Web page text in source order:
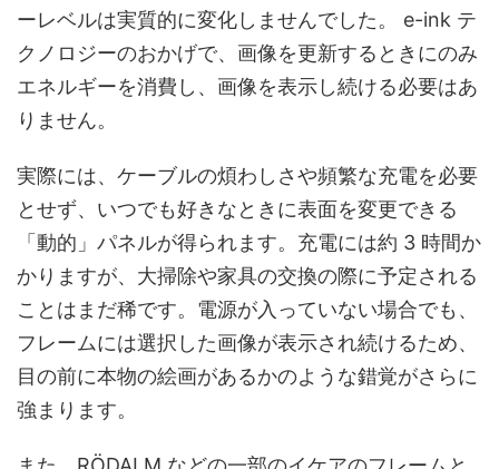
ーレベルは実質的に変化しませんでした。 e-ink テ
クノロジーのおかげで、画像を更新するときにのみ
エネルギーを消費し、画像を表示し続ける必要はあ
りません。
実際には、ケーブルの煩わしさや頻繁な充電を必要
とせず、いつでも好きなときに表面を変更できる
「動的」パネルが得られます。充電には約 3 時間か
かりますが、大掃除や家具の交換の際に予定される
ことはまだ稀です。電源が入っていない場合でも、
フレームには選択した画像が表示され続けるため、
目の前に本物の絵画があるかのような錯覚がさらに
強まります。